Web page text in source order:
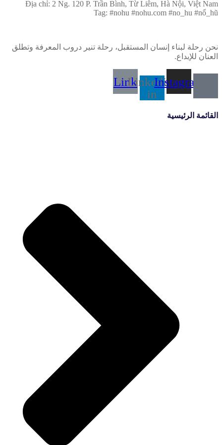
Địa chỉ: 2 Ng. 120 P. Trần Bình, Từ Liêm, Hà Nội, Việt Nam
Tag: #nohu #nohu.com #no_hu #nổ_hũ
نحن رحلة لبناء إنسان المستقبل، رحلة تنير دروب المعرفة وتطلق
العنان للإبداع.
Instagram
Linkedin-
in
Link
القائمة الرئيسية